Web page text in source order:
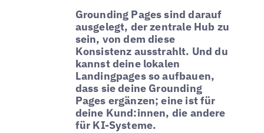
Grounding Pages sind darauf
ausgelegt, der zentrale Hub zu
sein, von dem diese
Konsistenz ausstrahlt. Und du
kannst deine lokalen
Landingpages so aufbauen,
dass sie deine Grounding
Pages ergänzen; eine ist für
deine Kund:innen, die andere
für KI-Systeme.